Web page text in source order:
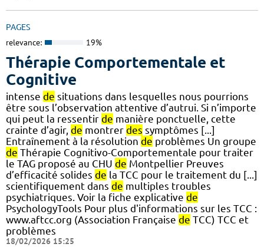
PAGES
relevance: 19%
Thérapie Comportementale et
Cognitive
intense de situations dans lesquelles nous pourrions
être sous l’observation attentive d’autrui. Si n’importe
qui peut la ressentir de manière ponctuelle, cette
crainte d’agir, de montrer des symptômes [...]
Entraînement à la résolution de problèmes Un groupe
de Thérapie Cognitivo-Comportementale pour traiter
le TAG proposé au CHU de Montpellier Preuves
d’efficacité solides de la TCC pour le traitement du [...]
scientifiquement dans de multiples troubles
psychiatriques. Voir la fiche explicative de
PsychologyTools Pour plus d'informations sur les TCC :
www.aftcc.org (Association Française de TCC) TCC et
problèmes
18/02/2026 15:25